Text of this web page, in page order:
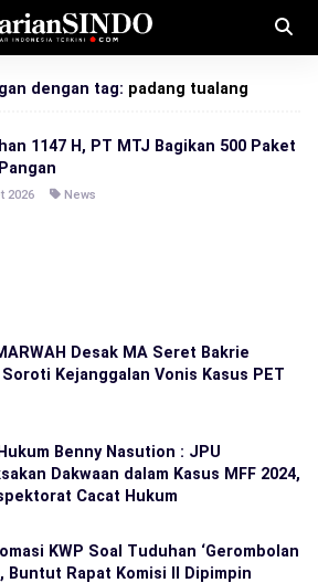
dengan tag: padang tualang
1147 H, PT MTJ Bagikan 500 Paket
2026 News
Desak MA Seret Bakrie
Kejanggalan Vonis Kasus PET
Benny Nasution : JPU
Dakwaan dalam Kasus MFF 2024,
Cacat Hukum
KWP Soal Tuduhan ‘Gerombolan
Buntut Rapat Komisi II Dipimpin